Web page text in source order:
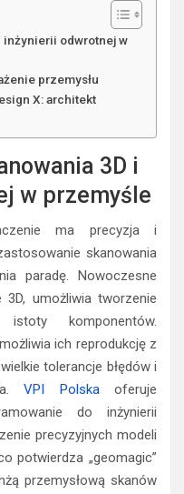
inżynierii odwrotnej w
przemysłu
X: architekt
3D i
w przemyśle
ma precyzja i
skanowania
paradę. Nowoczesne
umożliwia tworzenie
istoty komponentów.
ich reprodukcję z
tolerancje błędów i
VPI Polskaoferuje
do inżynierii
precyzyjnych modeli
potwierdza „geomagic”
przemysłową skanów